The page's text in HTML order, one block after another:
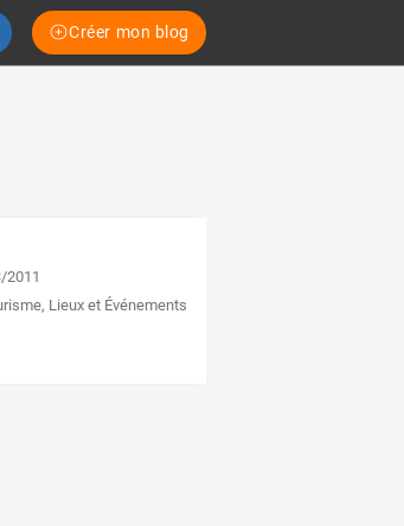
Créer mon blog
2011
Lieux et Événements